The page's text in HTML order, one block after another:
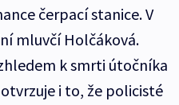
čerpací stanice. V
mluvčí Holčáková.
k smrti útočníka
i to, že policisté